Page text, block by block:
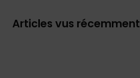
Articles vus récemment